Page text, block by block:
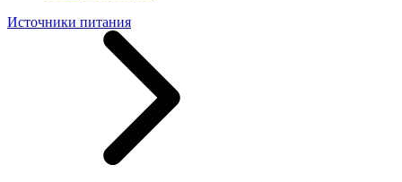
Источники питания